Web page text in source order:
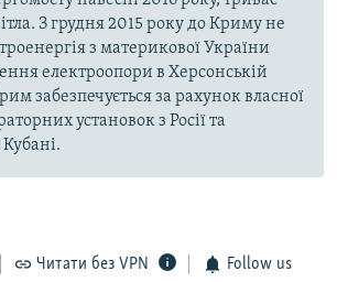
З грудня 2015 року до Криму не
з материкової України
електроопори в Херсонській
забезпечується за рахунок власної
установок з Росії та
Читати без VPN Follow us